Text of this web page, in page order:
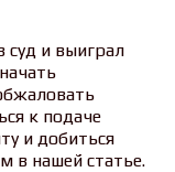
суд и выиграл
к подаче
и добиться
в нашей статье.